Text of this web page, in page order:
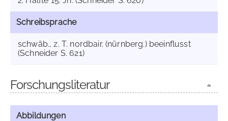
Schreibsprache
schwäb., z. T. nordbair. (nürnberg.) beeinflusst
(Schneider S. 621)
Forschungsliteratur
Abbildungen